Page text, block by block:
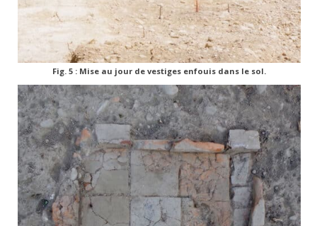
Fig. 5 : Mise au jour de vestiges enfouis dans le sol.